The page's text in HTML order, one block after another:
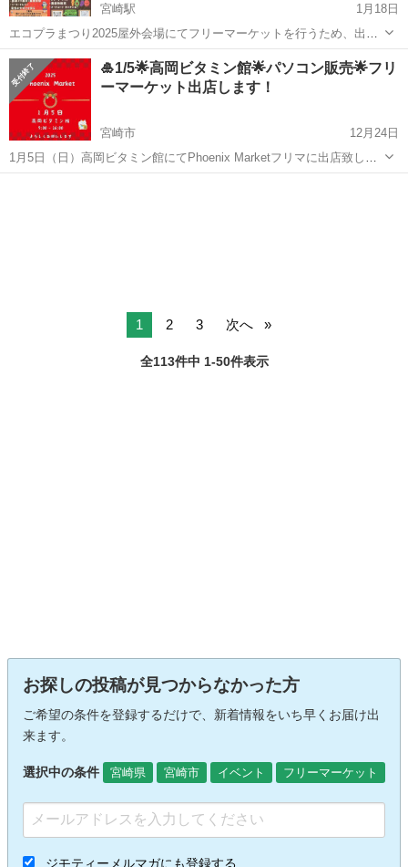
宮崎駅
1月18日
エコプラまつり2025屋外会場にてフリーマーケットを行うため、出店
者を募集します。 出店を希望される方はエコクリーンプラザみやざき
ホームページにある出店規約を必ずご確認いただき、ご応募くださ
い。 開催日：令和７年３月...
宮崎 宮崎市 宮崎駅 フリーマーケット
🎍1/5🌟高岡ビタミン館🌟パソコン販売🌟フリ
ーマーケット出店します！
宮崎市
12月24日
1月5日（日）高岡ビタミン館にてPhoenix Marketフリマに出店致しま
す。 9：00～16：00 中古ノートパソコン出品します。１０台
1 2 3 次へ
全113件中 1-50件表示
お探しの投稿が見つからなかった方
ご希望の条件を登録するだけで、新着情報をいち早くお届け出
来ます。
選択中の条件 宮崎県 宮崎市 イベント フリーマーケット
ジモティーメルマガにも登録する